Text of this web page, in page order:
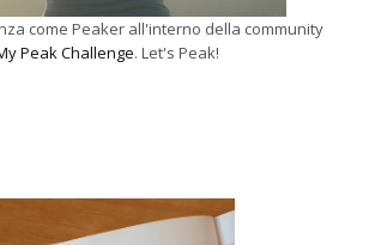
come Peaker all'interno della community
Peak Challenge. Let's Peak!